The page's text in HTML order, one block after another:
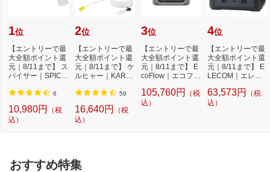
1位
【エントリーで最
大全額ポイント還
元｜8/11まで】 ス
パイサー｜SPICE
ケ...
6
10,980円
（税
込）
2位
【エントリーで最
大全額ポイント還
元｜8/11まで】 ケ
ルヒャー｜KARC
圧...
59
16,640円
（税
込）
3位
【エントリーで最
大全額ポイント還
元｜8/11まで】 E
coFlow｜エコフロ
P...
105,760円
（税
込）
4位
【エントリーで最
大全額ポイント還
元｜8/11まで】 E
LECOM｜エレコ
...
63,573円
（税
込）
おすすめ特集